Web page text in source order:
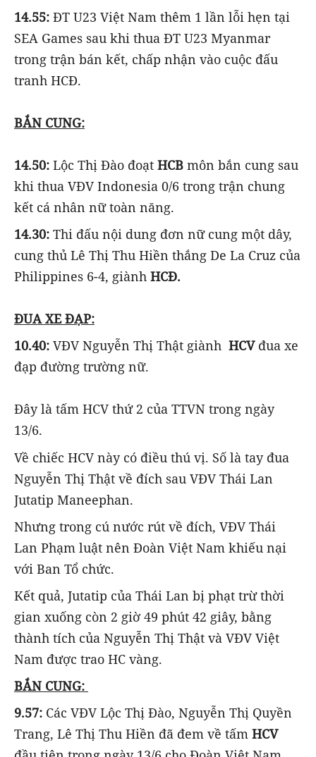
14.55: ĐT U23 Việt Nam thêm 1 lần lỗi hẹn tại
SEA Games sau khi thua ĐT U23 Myanmar
trong trận bán kết, chấp nhận vào cuộc đấu
tranh HCĐ.
BẮN CUNG:
14.50: Lộc Thị Đào đoạt HCB môn bắn cung sau
khi thua VĐV Indonesia 0/6 trong trận chung
kết cá nhân nữ toàn năng.
14.30: Thi đấu nội dung đơn nữ cung một dây,
cung thủ Lê Thị Thu Hiền thắng De La Cruz của
Philippines 6-4, giành HCĐ.
ĐUA XE ĐẠP:
10.40: VĐV Nguyễn Thị Thật giành HCVđua xe
đạp đường trường nữ.
Đây là tấm HCV thứ 2 của TTVN trong ngày
13/6.
Về chiếc HCV này có điều thú vị. Số là tay đua
Nguyễn Thị Thật về đích sau VĐV Thái Lan
Jutatip Maneephan.
Nhưng trong cú nước rút về đích, VĐV Thái
Lan Phạm luật nên Đoàn Việt Nam khiếu nại
với Ban Tổ chức.
Kết quả, Jutatip của Thái Lan bị phạt trừ thời
gian xuống còn 2 giờ 49 phút 42 giây, bằng
thành tích của Nguyễn Thị Thật và VĐV Việt
Nam được trao HC vàng.
BẮN CUNG:
9.57: Các VĐV Lộc Thị Đào, Nguyễn Thị Quyền
Trang, Lê Thị Thu Hiền đã đem về tấm HCV